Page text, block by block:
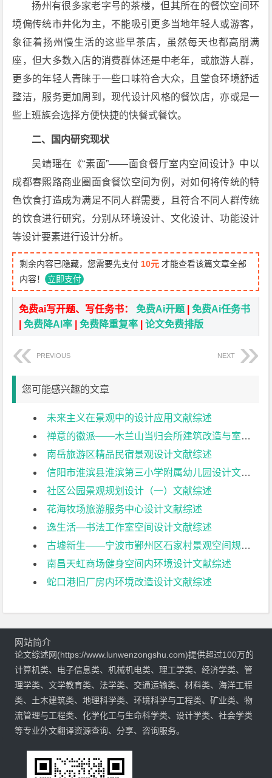
扬州有很多家老字号的茶楼，但其所在的餐饮空间环
境偏传统市井化为主，不能吸引更多当地年轻人或游客，
象征着扬州慢生活的这些早茶店，虽然每天也都高朋满
座，但大多数入店的消费群体还是中老年，或旅游人群，
更多的年轻人青睐于一些口味符合大众，且堂食环境舒适
整洁，服务更加周到，现代设计风格的餐饮店，亦或是一
些上班族会选择方便快捷的快餐式餐饮。
二、国内研究现状
吴靖瑶在《“素面”——面食餐厅室内空间设计》中以
成都春熙路商业圈面食餐饮空间为例，对如何将传统的特
色饮食打造成为满足不同人群需要，且符合不同人群传统
的饮食进行研究，分别从环境设计、文化设计、功能设计
等设计要素进行设计分析。
剩余内容已隐藏，您需要先支付 10元 才能查看该篇文章全部
内容！ 立即支付
免费ai写开题、写任务书：免费Ai开题 |免费Ai任务书
|免费降AI率 |免费降重复率 |论文免费排版
PREVIOUS NEXT
您可能感兴趣的文章
未来主义在景观中的设计应用文献综述
禅意的徽派——木兰山当归会所建筑改造与室内设计（一）文献综述
南岳旅游区精品民宿景观设计文献综述
信阳市淮滨县淮滨第三小学附属幼儿园设计文献综述
社区公园景观规划设计（一）文献综述
花海牧场旅游服务中心设计文献综述
逸生活—书法工作室空间设计文献综述
古墟新生——宁波市鄞州区石家村景观空间规划设计文献综述
南昌天虹商场健身空间内环境设计文献综述
蛇口港旧厂房内环境改造设计文献综述
网站简介
论文综述网(https://www.lunwenzongshu.com)提供超过100万的
计算机类、电子信息类、机械机电类、理工学类、经济学类、管
理学类、文学教育类、法学类、交通运输类、材料类、海洋工程
类、土木建筑类、地理科学类、环境科学与工程类、矿业类、物
流管理与工程类、化学化工与生命科学类、设计学类、社会学类
等专业外文翻译资源查询、分享、咨询服务。